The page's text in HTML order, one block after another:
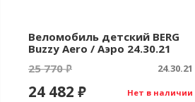
Веломобиль детский BERG
Buzzy Aero / Аэро 24.30.21
25 770₽ 24.30.21
Нет в наличии
24 482 ₽